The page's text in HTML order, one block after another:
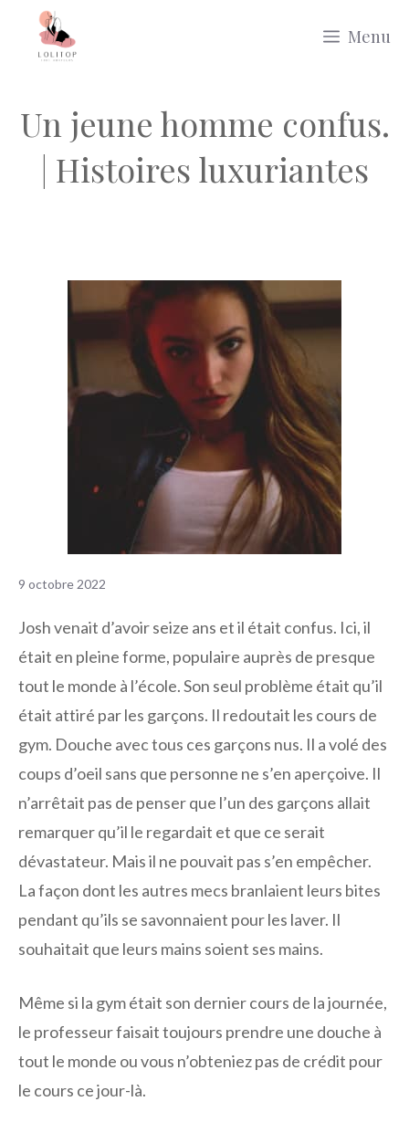
Menu
Un jeune homme confus.
| Histoires luxuriantes
9 octobre 2022
Josh venait d’avoir seize ans et il était confus. Ici, il
était en pleine forme, populaire auprès de presque
tout le monde à l’école. Son seul problème était qu’il
était attiré par les garçons. Il redoutait les cours de
gym. Douche avec tous ces garçons nus. Il a volé des
coups d’oeil sans que personne ne s’en aperçoive. Il
n’arrêtait pas de penser que l’un des garçons allait
remarquer qu’il le regardait et que ce serait
dévastateur. Mais il ne pouvait pas s’en empêcher.
La façon dont les autres mecs branlaient leurs bites
pendant qu’ils se savonnaient pour les laver. Il
souhaitait que leurs mains soient ses mains.
Même si la gym était son dernier cours de la journée,
le professeur faisait toujours prendre une douche à
tout le monde ou vous n’obteniez pas de crédit pour
le cours ce jour-là.